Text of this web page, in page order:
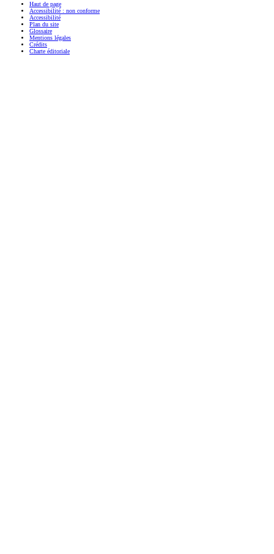
Haut de page
Accessibilité : non conforme
Accessibilité
Plan du site
Glossaire
Mentions légales
Crédits
Charte éditoriale